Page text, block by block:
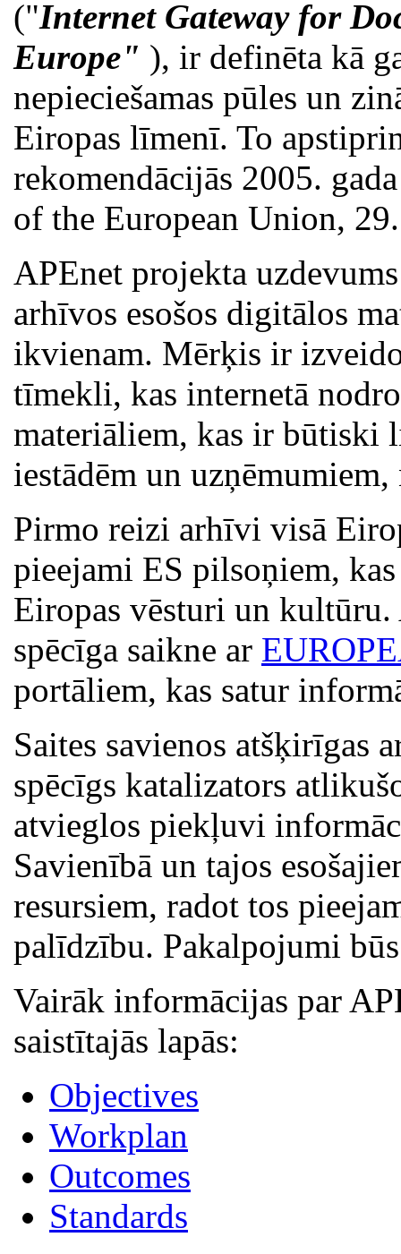
("Internet Gateway for
Europe" ), ir definēta kā
nepieciešamas pūles un
Eiropas līmenī. To
rekomendācijās 2005.
of the European Union,
APEnet projekta
arhīvos esošos digitālos
ikvienam. Mērķis ir
tīmekli, kas internetā
materiāliem, kas ir būtiski
iestādēm un
Pirmo reizi arhīvi visā
pieejami ES pilsoņiem,
Eiropas vēsturi un
spēcīga saikne ar
portāliem, kas satur
Saites savienos atšķirīgas
spēcīgs katalizators
atvieglos piekļuvi
Savienībā un tajos
resursiem, radot tos
palīdzību. Pakalpojumi
Vairāk informācijas par
saistītajās lapās:
Objectives
Workplan
Outcomes
Standards